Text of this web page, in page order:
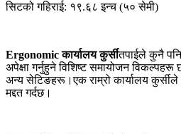
सिटको गहिराई: १९.६८ इन्च (५० सेमी)
Ergonomic कार्यालय कुर्सीतपाईले कुनै पनि
अपेक्षा गर्नुहुने विशिष्ट समायोजन
अन्य सेटिङहरू।एक राम्रो कार्यालय कुर्सीले
मद्दत गर्दछ।